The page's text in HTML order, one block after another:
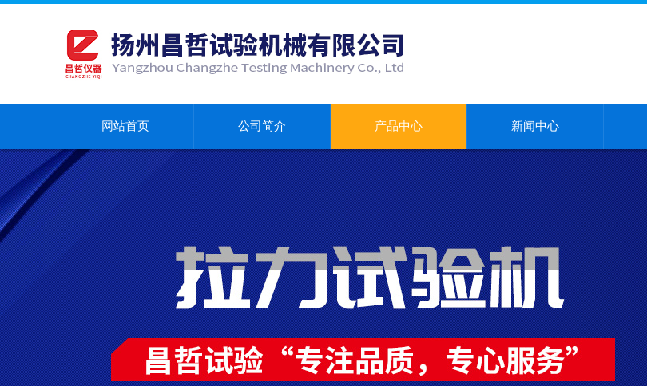
网站首页 公司简介 产品中心 新闻中心